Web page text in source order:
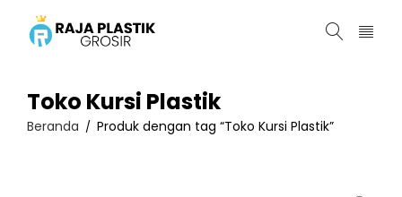
Toko Kursi Plastik
Beranda / Produk dengan tag “Toko Kursi Plastik”